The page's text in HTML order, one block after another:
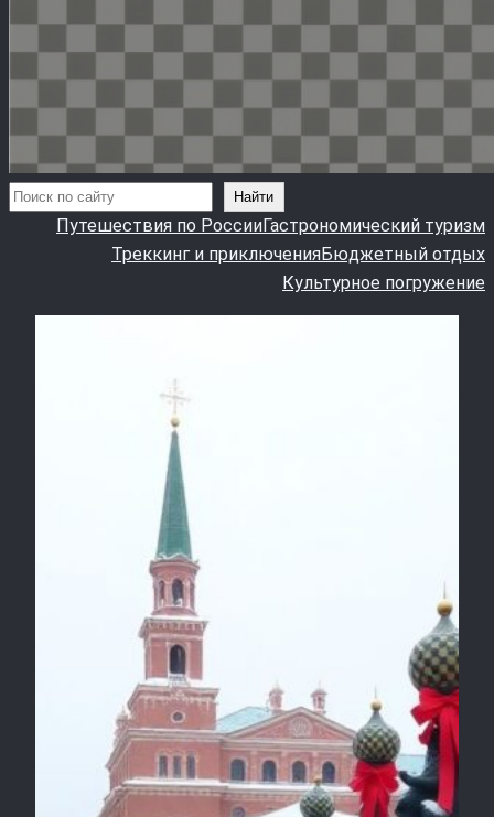
Поиск Найти
Путешествия по РоссииГастрономический туризм
Треккинг и приключенияБюджетный отдых
Культурное погружение